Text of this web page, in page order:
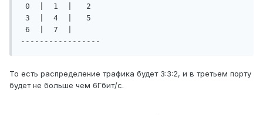
-----------------
То есть распределение трафика будет 3:3:2, и в третьем порту
будет не больше чем 6Гбит/с.